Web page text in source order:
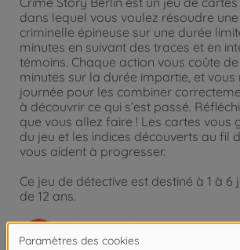
dans lequel vous voulez résoudre
criminelle épineuse sur une durée
minutes en suivant des traces et en
témoins. Chaque action vous coûte
minutes sur la durée impartie, et vous
journée pour les combiner
à découvrir ce qui s’est passé.
que vous allez faire ! Les cartes vous
du jeu et les indices découverts au fil
vous aident à progresser.
Ce jeu de détective est destiné à 1 à
de 12 ans.
Attention !Ne convient pas
moins de 3 ans. Risque